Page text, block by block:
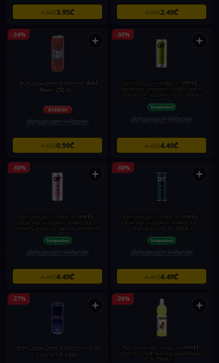
6.60₾3.95₾ 3.90₾2.49₾
-34% +
ენერგეტიკული სასმელი "Rad
Rain" 250 მლ
ენერგეტიკული სასმელები
1.50₾0.99₾
-30% +
ენერგეტიკული სასმელი /OSHEE /
ბუნებრივი კოფეინით, დამატებული
შაქრის გარეშე, მანგოს არომატით
12*250მლ
ენერგეტიკული სასმელები
6.45₾4.49₾
-30% +
ენერგეტიკული სასმელი /OSHEE /
ბუნებრივი კოფეინით, დამატებული
შაქრის გარეშე, ალუბლის არომატით
12*250მ
ენერგეტიკული სასმელები
6.45₾4.49₾
-30% +
ენერგეტიკული სასმელი /OSHEE /
ბუნებრივი კოფეინით, დამატებული
შაქრის გარეშე 12*250მლ
ენერგეტიკული სასმელები
6.45₾4.49₾
-27% +
ენერეგეტიკული სასმელი / მაქს
პაუერი / 0,33მლ.
-26% +
მატონიზირებელი წყალი/ OSHEE/
უშაქრო / ლიმონით და ვიტამინებით/
6*750მლ